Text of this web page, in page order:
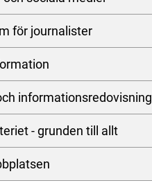
för journalister
informationsredovisning
- grunden till allt